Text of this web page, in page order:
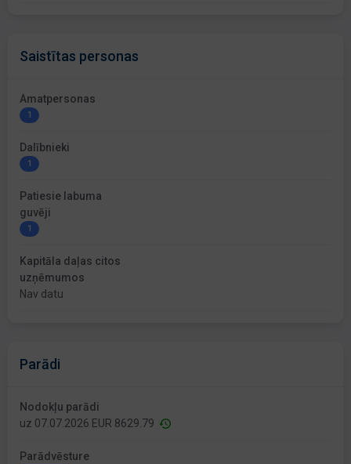
Saistītas personas
Amatpersonas
1
Dalībnieki
1
Patiesie labuma
guvēji
1
Kapitāla daļas citos
uzņēmumos
Nav datu
Parādi
Nodokļu parādi
uz 07.07.2026 EUR 8629.79
Parādvēsture